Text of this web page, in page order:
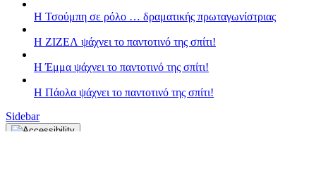
H Τσούμπη σε ρόλο … δραματικής πρωταγωνίστριας
Η ΖΙΖΕΛ ψάχνει το παντοτινό της σπίτι!
H Έμμα ψάχνει το παντοτινό της σπίτι!
Η Πάολα ψάχνει το παντοτινό της σπίτι!
Sidebar